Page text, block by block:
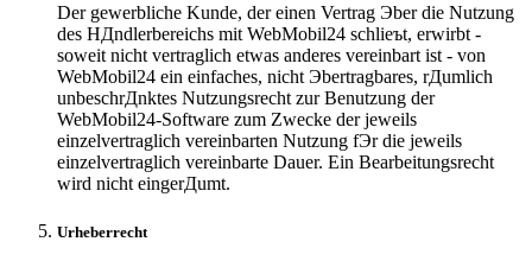
Der gewerbliche Kunde, der einen Vertrag Эber die Nutzung
des HДndlerbereichs mit WebMobil24 schlieъt, erwirbt -
soweit nicht vertraglich etwas anderes vereinbart ist - von
WebMobil24 ein einfaches, nicht Эbertragbares, rДumlich
unbeschrДnktes Nutzungsrecht zur Benutzung der
WebMobil24-Software zum Zwecke der jeweils
einzelvertraglich vereinbarten Nutzung fЭr die jeweils
einzelvertraglich vereinbarte Dauer. Ein Bearbeitungsrecht
wird nicht eingerДumt.
Urheberrecht